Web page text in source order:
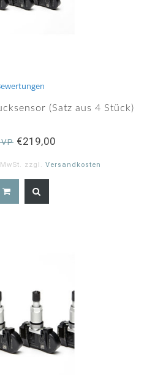
(Satz aus 4 Stück)
€219,00
zzgl. Versandkosten